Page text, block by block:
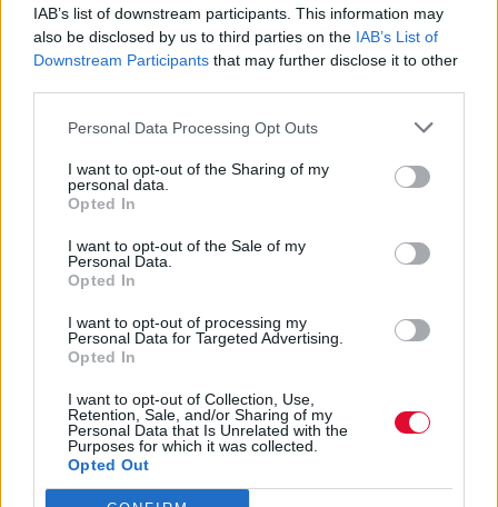
IAB’s list of downstream participants. This information may
also be disclosed by us to third parties on the IAB’s List of
Downstream Participants that may further disclose it to other
Personal Data Processing Opt Outs
I want to opt-out of the Sharing of my
personal data.
Opted In
I want to opt-out of the Sale of my
Personal Data.
Opted In
I want to opt-out of processing my
Personal Data for Targeted Advertising.
Opted In
I want to opt-out of Collection, Use,
Retention, Sale, and/or Sharing of my
Personal Data that Is Unrelated with the
Purposes for which it was collected.
Opted Out
«Άφοβοι – Έφηβοι»: O νέος δίσκος του Μανώλη
Γαλιάτσου.
ΕΛΛΗΝΙΚΑ ΝΕΑ
Οι Mιχάλης Τερζής & Δημήτρης Λέντζος
παρουσιάζουν τη νέα τους δισκογραφική
δουλειά: «Απόπλους», την Τρίτη 16 Νοεμβρίου
στον Ιανό.
ΕΛΛΗΝΙΚΑ ΝΕΑ
Διαγωνισμός για το Electronic Athens Three.